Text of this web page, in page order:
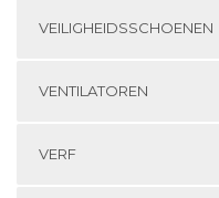
VEILIGHEIDSSCHOENEN
VENTILATOREN
VERF